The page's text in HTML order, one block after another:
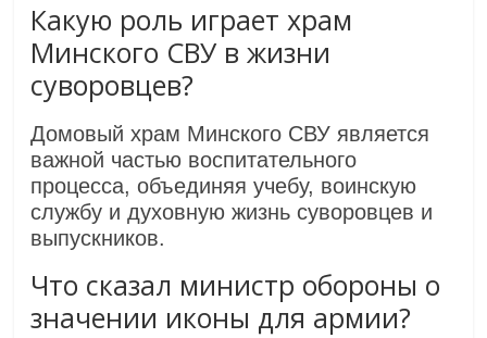
Какую роль играет храм
Минского СВУ в жизни
суворовцев?
Домовый храм Минского СВУ является
важной частью воспитательного
процесса, объединяя учебу, воинскую
службу и духовную жизнь суворовцев и
выпускников.
Что сказал министр обороны о
значении иконы для армии?